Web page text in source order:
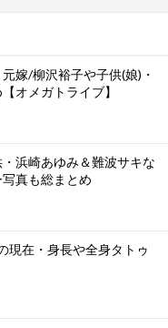
嫁/柳沢裕子や子供(娘)・
オメガトライブ】
浜崎あゆみ＆難波サキな
真も総まとめ
現在・身長や全身タトゥ